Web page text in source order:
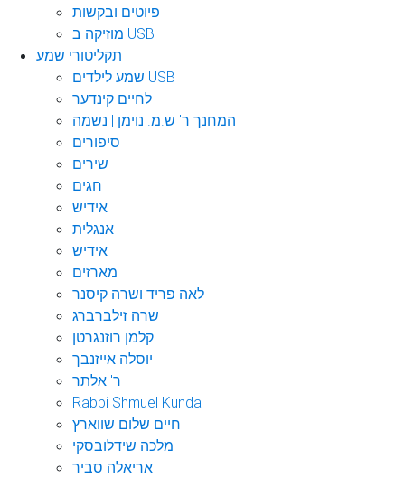
פיוטים ובקשות
מוזיקה ב USB
תקליטורי שמע
שמע לילדים USB
לחיים קינדער
המחנך ר' ש.מ. נוימן | נשמה
סיפורים
שירים
חגים
אידיש
אנגלית
אידיש
מארזים
לאה פריד ושרה קיסנר
שרה זילברברג
קלמן רוזנגרטן
יוסלה אייזנבך
ר' אלתר
Rabbi Shmuel Kunda
חיים שלום שווארץ
מלכה שידלובסקי
אריאלה סביר